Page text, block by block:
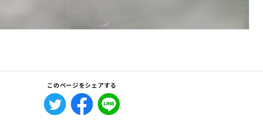
このページをシェアする